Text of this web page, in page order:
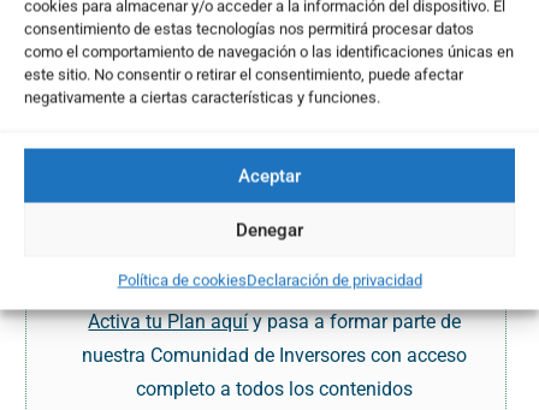
cookies para almacenar y/o acceder a la información del dispositivo. El
consentimiento de estas tecnologías nos permitirá procesar datos
como el comportamiento de navegación o las identificaciones únicas en
este sitio. No consentir o retirar el consentimiento, puede afectar
negativamente a ciertas características y funciones.
Aceptar
Denegar
Política de cookiesDeclaración de privacidad
Datos Operativos
• Título (Mercado:Ticker):Purecycle
Technologies Inc // NASDAQ:PCT
27/08/2025
exclusivo para Usuarios Suscritos
Activa tu Plan aquíy pasa a formar parte de
nuestra Comunidad de Inversores con acceso
completo a todos los contenidos